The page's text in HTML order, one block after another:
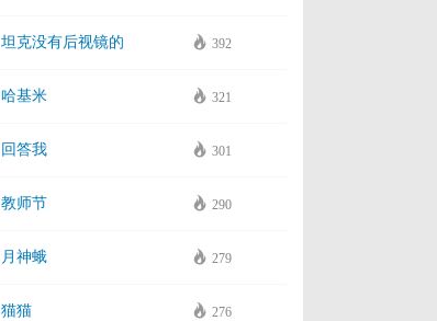
坦克没有后视镜的 392
哈基米 321
回答我 301
教师节 290
月神蛾 279
猫猫 276